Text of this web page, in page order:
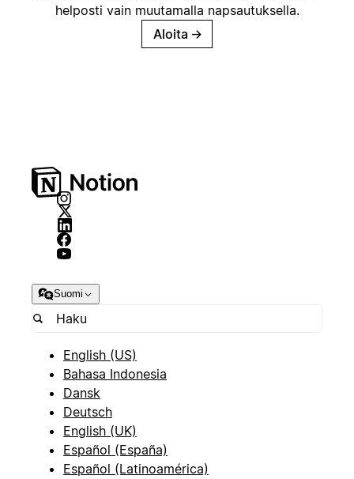
helposti vain muutamalla napsautuksella.
Aloita →
Suomi
English (US)
Bahasa Indonesia
Dansk
Deutsch
English (UK)
Español (España)
Español (Latinoamérica)